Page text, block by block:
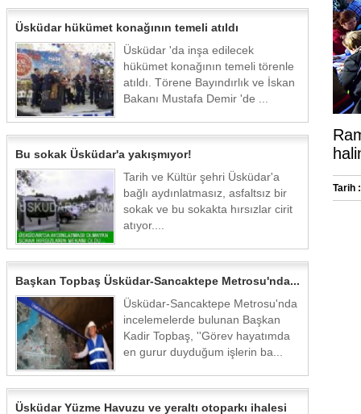
Üsküdar hükümet konağının temeli atıldı
Üsküdar 'da inşa edilecek
hükümet konağının temeli törenle
atıldı. Törene Bayındırlık ve İskan
Bakanı Mustafa Demir 'de ...
Bu sokak Üsküdar'a yakışmıyor!
Tarih ve Kültür şehri Üsküdar'a
bağlı aydınlatmasız, asfaltsız bir
sokak ve bu sokakta hırsızlar cirit
atıyor....
Başkan Topbaş Üsküdar-Sancaktepe Metrosu'nda...
Üsküdar-Sancaktepe Metrosu'nda
incelemelerde bulunan Başkan
Kadir Topbaş, ''Görev hayatımda
en gurur duyduğum işlerin ba...
Üsküdar Yüzme Havuzu ve yeraltı otoparkı ihalesi
Tarih :